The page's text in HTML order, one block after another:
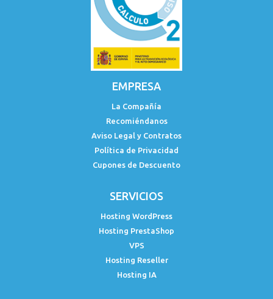
EMPRESA
La Compañía
Recomiéndanos
Aviso Legal y Contratos
Política de Privacidad
Cupones de Descuento
SERVICIOS
Hosting WordPress
Hosting PrestaShop
VPS
Hosting Reseller
Hosting IA